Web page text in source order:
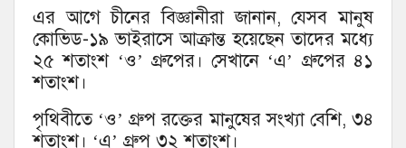
এর আগে চীনের বিজ্ঞানীরা জানান, যেসব মানুষ
কোভিড-১৯ ভাইরাসে আক্রান্ত হয়েছেন তাদের মধ্যে
২৫ শতাংশ ‘ও’ গ্রুপের। সেখানে ‘এ’ গ্রুপের ৪১
শতাংশ।
পৃথিবীতে ‘ও’ গ্রুপ রক্তের মানুষের সংখ্যা বেশি, ৩৪
শতাংশ। ‘এ’ গ্রুপ ৩২ শতাংশ।